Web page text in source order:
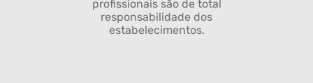
profissionais são de total
responsabilidade dos
estabelecimentos.